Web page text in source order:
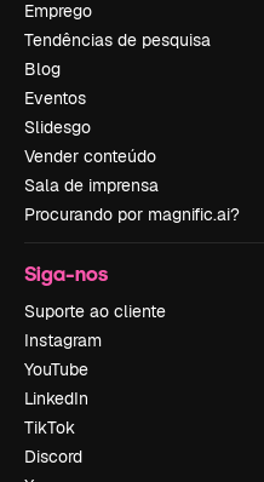
Emprego
Tendências de pesquisa
Blog
Eventos
Slidesgo
Vender conteúdo
Sala de imprensa
Procurando por magnific.ai?
Siga-nos
Suporte ao cliente
Instagram
YouTube
LinkedIn
TikTok
Discord